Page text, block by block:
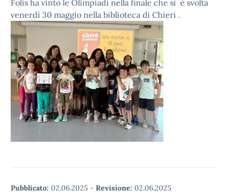
Folis ha vinto le Olimpiadi nella finale che si è svolta
venerdì 30 maggio nella biblioteca di Chieri .
Pubblicato: 02.06.2025 - Revisione: 02.06.2025